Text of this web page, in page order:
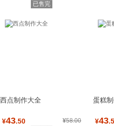
已售完
西点制作大全
¥43.50 ¥58.00
蛋糕
¥43